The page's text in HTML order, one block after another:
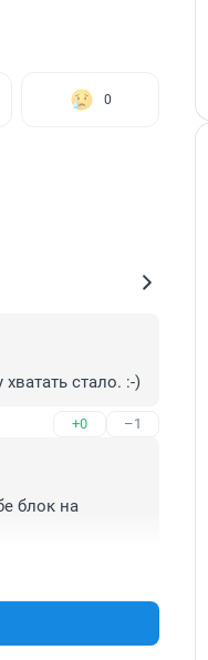
0
стало. :-)
+0 –1
блок на